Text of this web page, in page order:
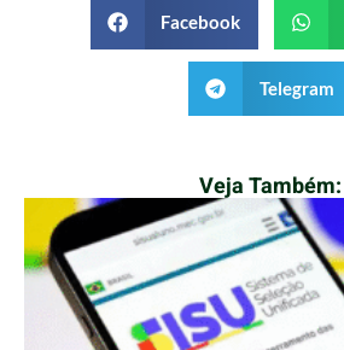
Facebook
Telegram
Veja Também: